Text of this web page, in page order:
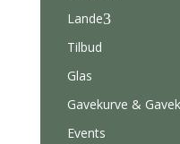
Lande3
Tilbud
Glas
Gavekurve &
Events